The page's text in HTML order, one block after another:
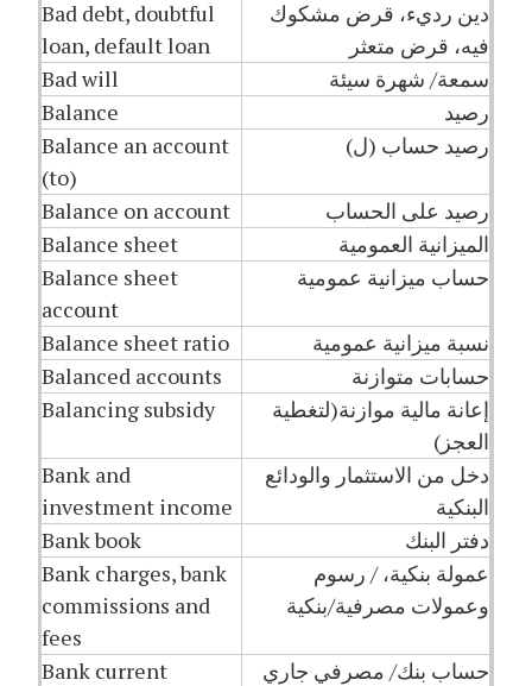
دين رديء، قرض مشكوك
فيه، قرض متعثر
Bad debt, doubtful
loan, default loan
سمعة/ شهرة سيئة
Bad will
رصيد
Balance
رصيد حساب (ل)
Balance an account
(to)
رصيد على الحساب
Balance on account
الميزانية العمومية
Balance sheet
حساب ميزانية عمومية
Balance sheet
account
نسبة ميزانية عمومية
Balance sheet ratio
حسابات متوازنة
Balanced accounts
إعانة مالية موازنة(لتغطية
العجز)
Balancing subsidy
دخل من الاستثمار والودائع
البنكية
Bank and
investment income
دفتر البنك
Bank book
عمولة بنكية، / رسوم
وعمولات مصرفية/بنكية
Bank charges, bank
commissions and
fees
حساب بنك/ مصرفي جاري
Bank current